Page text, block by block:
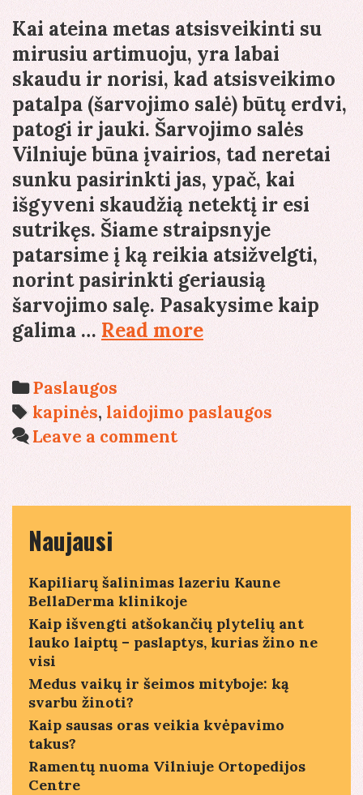
Kai ateina metas atsisveikinti su
mirusiu artimuoju, yra labai
skaudu ir norisi, kad atsisveikimo
patalpa (šarvojimo salė) būtų erdvi,
patogi ir jauki. Šarvojimo salės
Vilniuje būna įvairios, tad neretai
sunku pasirinkti jas, ypač, kai
išgyveni skaudžią netektį ir esi
sutrikęs. Šiame straipsnyje
patarsime į ką reikia atsižvelgti,
norint pasirinkti geriausią
šarvojimo salę. Pasakysime kaip
galima … Read moreŠarvojimo
Vilniuje
–
į
ką
reikia
atsižvelgti,
geriausią
Categories
Paslaugos
Tags
kapinės, laidojimo paslaugos
Leave a comment
Naujausi
Kapiliarų šalinimas lazeriu Kaune
BellaDerma klinikoje
Kaip išvengti atšokančių plytelių ant
lauko laiptų – paslaptys, kurias žino ne
visi
Medus vaikų ir šeimos mityboje: ką
svarbu žinoti?
Kaip sausas oras veikia kvėpavimo
takus?
Ramentų nuoma Vilniuje Ortopedijos
Centre